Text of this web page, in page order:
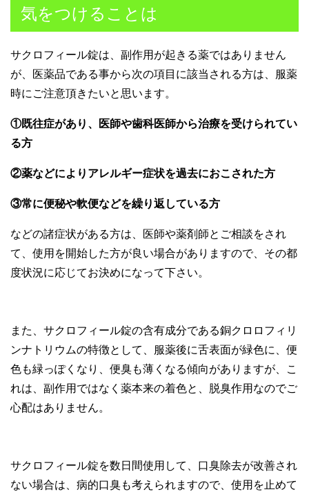
気をつけることは
サクロフィール錠は、副作用が起きる薬ではありません
が、医薬品である事から次の項目に該当される方は、服薬
時にご注意頂きたいと思います。
①既往症があり、医師や歯科医師から治療を受けられてい
る方
②薬などによりアレルギー症状を過去におこされた方
③常に便秘や軟便などを繰り返している方
などの諸症状がある方は、医師や薬剤師とご相談をされ
て、使用を開始した方が良い場合がありますので、その都
度状況に応じてお決めになって下さい。
また、サクロフィール錠の含有成分である銅クロロフィリ
ンナトリウムの特徴として、服薬後に舌表面が緑色に、便
色も緑っぽくなり、便臭も薄くなる傾向がありますが、こ
れは、副作用ではなく薬本来の着色と、脱臭作用なのでご
心配はありません。
サクロフィール錠を数日間使用して、口臭除去が改善され
ない場合は、病的口臭も考えられますので、使用を止めて